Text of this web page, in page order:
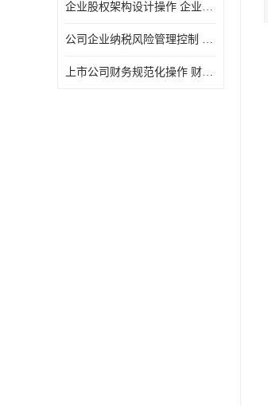
企业股权架构设计操作 企业纳税风险管理控制 怎样操作税务合规
公司企业纳税风险管理控制 财务顾问 操作起来简单易行
上市公司财务规范化操作 财务规范化操作 如何操作